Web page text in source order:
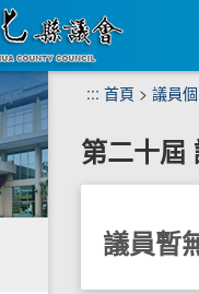
::: 首頁 > 議員
第二十屆
議員暫